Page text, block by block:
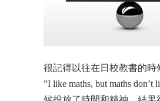
很記得以往在日校教書的時
”I like maths, but maths don’t